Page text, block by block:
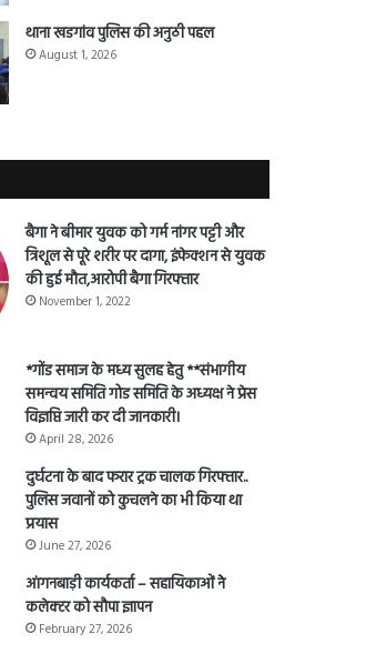
थाना खडगांव पुलिस की अनुठी पहल
August 1, 2026
बैगा ने बीमार युवक को गर्म नांगर पट्टी और
त्रिशूल से पूरे शरीर पर दागा, इंफेक्शन से युवक
की हुई मौत,आरोपी बैगा गिरफ्तार
November 1, 2022
*गोंड समाज के मध्य सुलह हेतु **संभागीय
समन्वय समिति गोड समिति के अध्यक्ष ने प्रेस
विज्ञप्ति जारी कर दी जानकारी।
April 28, 2026
दुर्घटना के बाद फरार ट्रक चालक गिरफ्तार..
पुलिस जवानों को कुचलने का भी किया था
प्रयास
June 27, 2026
आंगनबाड़ी कार्यकर्ता – सहायिकाओं नेे
कलेक्टर को सौपा ज्ञापन
February 27, 2026